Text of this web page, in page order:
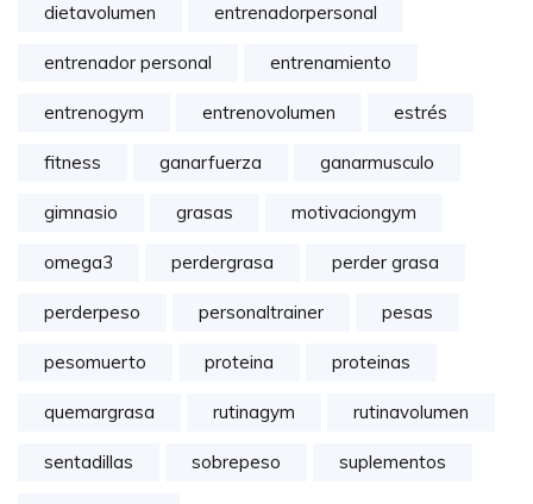
dietavolumen entrenadorpersonal
entrenador personal entrenamiento
entrenogym entrenovolumen estrés
fitness ganarfuerza ganarmusculo
gimnasio grasas motivaciongym
omega3 perdergrasa perder grasa
perderpeso personaltrainer pesas
pesomuerto proteina proteinas
quemargrasa rutinagym rutinavolumen
sentadillas sobrepeso suplementos